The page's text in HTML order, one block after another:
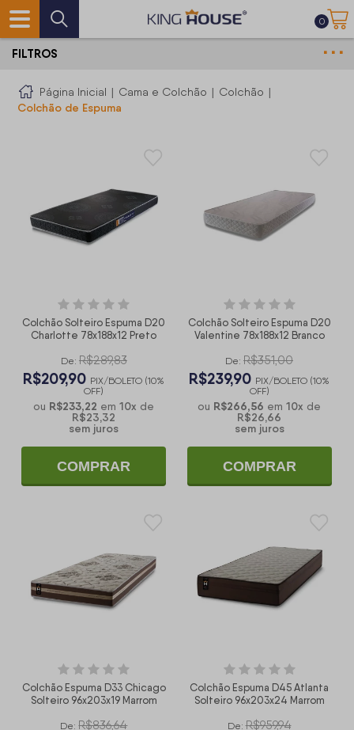
0
Página Inicial | Cama e Colchão | Colchão |
Colchão de Espuma
FILTROS
Colchão Solteiro Espuma D20
Charlotte 78x188x12 Preto
De: R$289,83
R$209,90 PIX/BOLETO (10%
OFF)
ou R$233,22 em10x de
R$23,32
sem juros
COMPRAR
Colchão Solteiro Espuma D20
Valentine 78x188x12 Branco
De: R$351,00
R$239,90 PIX/BOLETO (10%
OFF)
ou R$266,56 em10x de
R$26,66
sem juros
COMPRAR
Colchão Espuma D33 Chicago
Solteiro 96x203x19 Marrom
De: R$836,64
Colchão Espuma D45 Atlanta
Solteiro 96x203x24 Marrom
De: R$959,94